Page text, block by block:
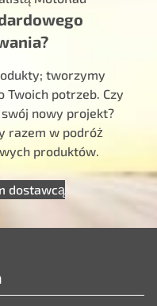
tworzymy
Twoich potrzeb. Czy
nowy projekt?
razem w podróż
produktów.
dostawcą